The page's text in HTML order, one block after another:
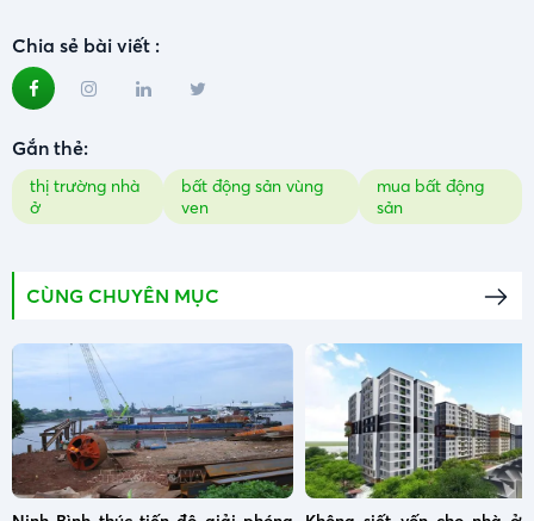
Chia sẻ bài viết :
Gắn thẻ:
thị trường nhà
ở
bất động sản vùng
ven
mua bất động
sản
CÙNG CHUYÊN MỤC